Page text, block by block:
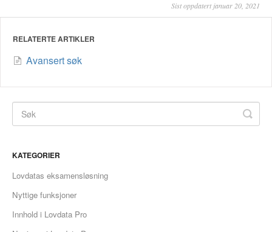
Sist oppdatert januar 20, 2021
RELATERTE ARTIKLER
Avansert søk
KATEGORIER
Lovdatas eksamensløsning
Nyttige funksjoner
Innhold i Lovdata Pro